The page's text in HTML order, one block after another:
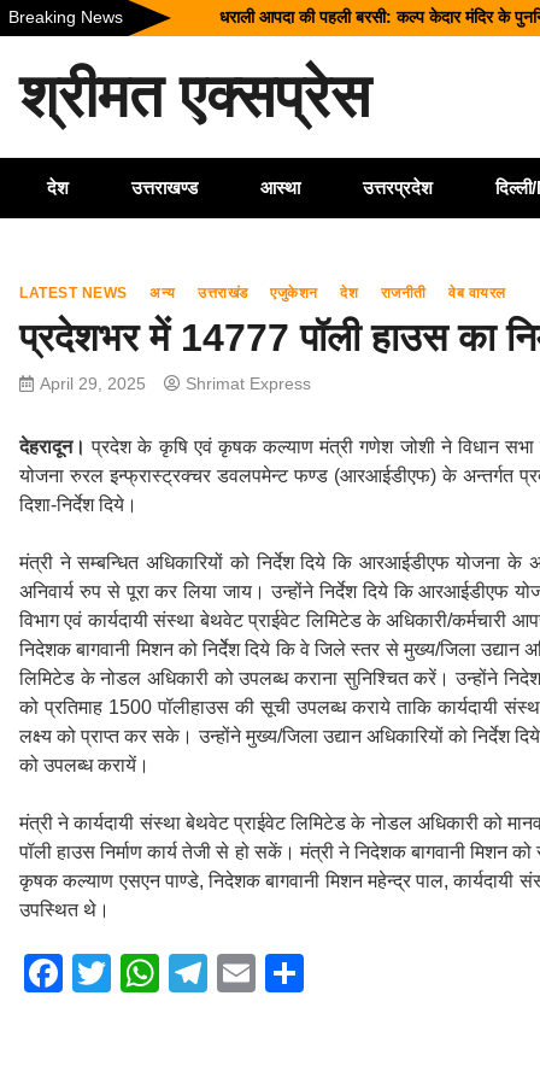
Skip
to
Breaking News
धराली आपदा की पहली बरसी: कल्प केदार मंदिर के
सीएम धामी ने दिए हाई अलर्ट के निर्देश, भारी वर्षा के
उत्तराखंड को मिल सकती है बड़ी सौगात, EPFO के
भारत में आएंगे प्लास्टिक के नोट! RBI ने शुरू की
श्रीमत एक्सप्रेस
देश उत्तराखण्ड आस्था उत्तरप्रदेश
LATEST NEWS अन्य उत्तराखंड एजुकेशन देश राजनीती वेब वायरल
प्रदेशभर में 14777 पॉली हाउस का
April 29, 2025 Shrimat Express
देहरादून। प्रदेश के कृषि एवं कृषक कल्याण मंत्री गणेश जोशी ने विधान सभा
योजना रुरल इन्फ्रास्ट्रक्चर डवलपमेन्ट फण्ड (आरआईडीएफ) के अन्तर्गत
दिशा-निर्देश दिये।
मंत्री ने सम्बन्धित अधिकारियों को निर्देश दिये कि आरआईडीएफ योजना के
अनिवार्य रुप से पूरा कर लिया जाय। उन्होंने निर्देश दिये कि आरआईडीएफ
विभाग एवं कार्यदायी संस्था बेथवेट प्राईवेट लिमिटेड के अधिकारी/
निदेशक बागवानी मिशन को निर्देेश दिये कि वे जिले स्तर से मुख्य/जिला उद्यान
लिमिटेड के नोडल अधिकारी को उपलब्ध कराना सुनिश्चित करें। उन्होंने
को प्रतिमाह 1500 पॉलीहाउस की सूची उपलब्ध कराये ताकि कार्यदायी
लक्ष्य को प्राप्त कर सके। उन्होंने मुख्य/जिला उद्यान अधिकारियों को निर्देश
को उपलब्ध करायें।
मंत्री ने कार्यदायी संस्था बेथवेट प्राईवेट लिमिटेड के नोडल अधिकारी को
पॉली हाउस निर्माण कार्य तेजी से हो सकें। मंत्री ने निदेशक बागवानी मिशन
कृषक कल्याण एसएन पाण्डे, निदेशक बागवानी मिशन महेन्द्र पाल, कार्यदायी
उपस्थित थे।
F
T
W
T
E